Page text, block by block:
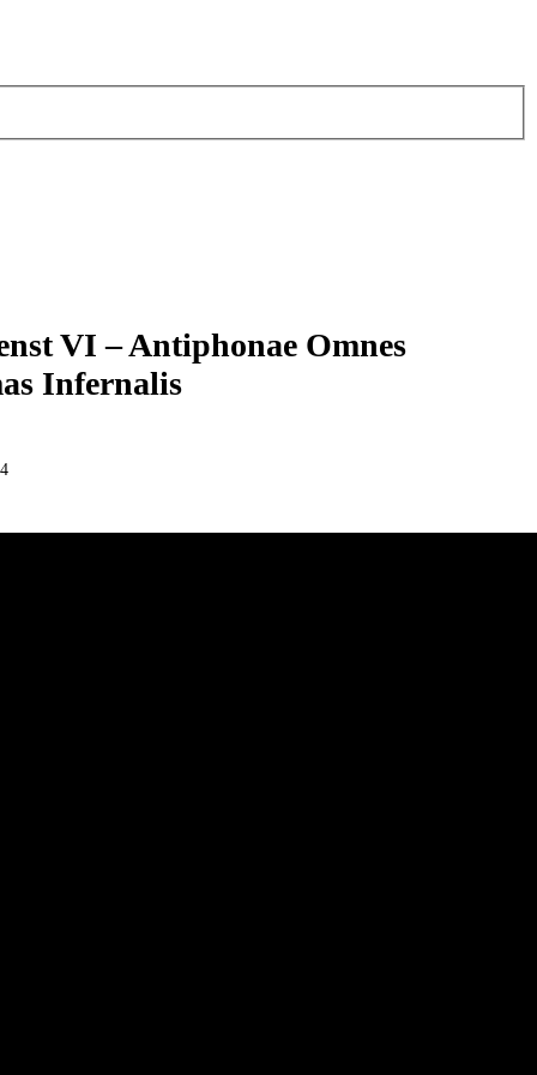
VI – Antiphonae Omnes
Infernalis